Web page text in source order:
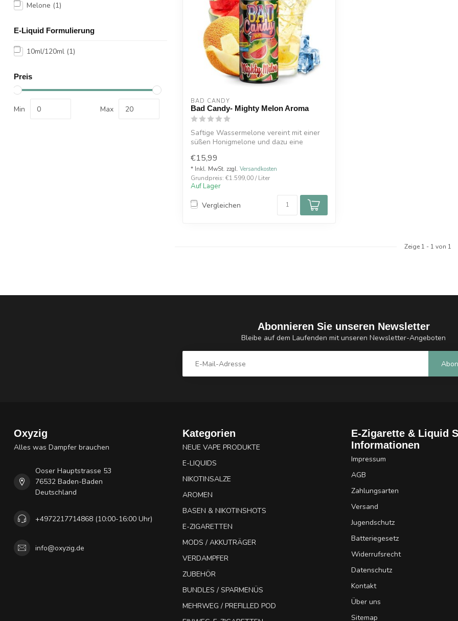
Melone (1)
E-Liquid Formulierung
10ml/120ml (1)
Preis
Min Max
BAD CANDY
Bad Candy- Mighty Melon Aroma
Saftige Wassermelone vereint mit einer
süßen Honigmelone und dazu eine
€15,99
* Inkl. MwSt. zzgl. Versandkosten
Grundpreis: €1.599,00 / Liter
Auf Lager
Vergleichen
Zeige 1 - 1 von 1
Abonnieren Sie unseren Newsletter
Bleibe auf dem Laufenden mit unseren Newsletter-Angeboten
Oxyzig
Alles was Dampfer brauchen
Ooser Hauptstrasse 53
76532 Baden-Baden
Deutschland
+4972217714868 (10:00-16:00 Uhr)
info@oxyzig.de
Kategorien
NEUE VAPE PRODUKTE
E-LIQUIDS
NIKOTINSALZE
AROMEN
BASEN & NIKOTINSHOTS
E-ZIGARETTEN
MODS / AKKUTRÄGER
VERDAMPFER
ZUBEHÖR
BUNDLES / SPARMENÜS
MEHRWEG / PREFILLED POD
E-Zigarette & Liquid
Informationen
Impressum
AGB
Zahlungsarten
Versand
Jugendschutz
Batteriegesetz
Widerrufsrecht
Datenschutz
Kontakt
Über uns
Sitemap